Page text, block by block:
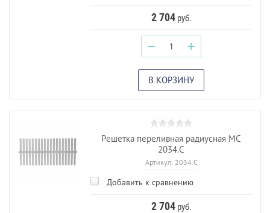
2 704руб.
− +
В КОРЗИНУ
Решетка переливная радиусная МС
2034.С
Артикул:2034.С
Добавить к сравнению
2 704руб.